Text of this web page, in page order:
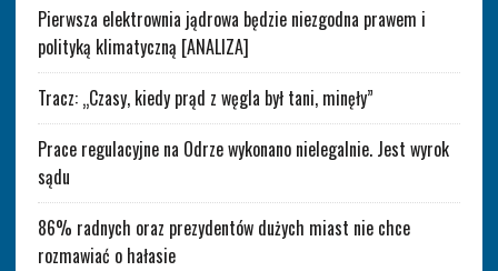
Pierwsza elektrownia jądrowa będzie niezgodna prawem i
polityką klimatyczną [ANALIZA]
Tracz: „Czasy, kiedy prąd z węgla był tani, minęły”
Prace regulacyjne na Odrze wykonano nielegalnie. Jest wyrok
sądu
86% radnych oraz prezydentów dużych miast nie chce
rozmawiać o hałasie